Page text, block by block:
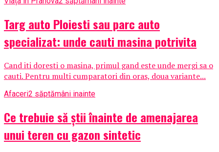
Targ auto Ploiesti sau parc auto
specializat: unde cauti masina potrivita
Cand iti doresti o masina, primul gand este unde mergi sa o
cauti. Pentru multi cumparatori din oras, doua variante...
Afaceri2 săptămâni inainte
Ce trebuie să știi înainte de amenajarea
unui teren cu gazon sintetic